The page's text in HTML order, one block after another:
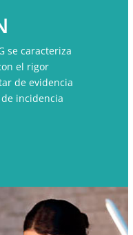
se caracteriza
el rigor
de evidencia
incidencia